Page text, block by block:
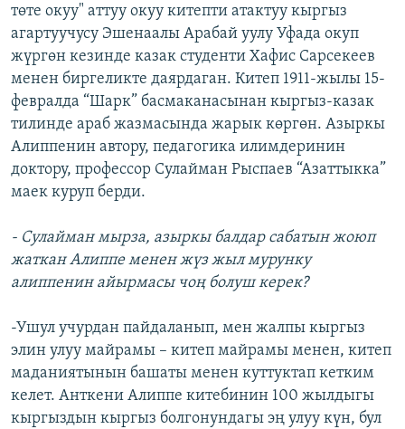
төте окуу" аттуу окуу китепти атактуу кыргыз
агартуучусу Эшенаалы Арабай уулу Уфада окуп
жүргөн кезинде казак студенти Хафис Сарсекеев
менен биргеликте даярдаган. Китеп 1911-жылы 15-
февралда “Шарк” басмаканасынан кыргыз-казак
тилинде араб жазмасында жарык көргөн. Азыркы
Алиппенин автору, педагогика илимдеринин
доктору, профессор Сулайман Рыспаев “Азаттыкка”
маек куруп берди.
- Сулайман мырза, азыркы балдар сабатын жоюп
жаткан Алиппе менен жүз жыл мурунку
алиппенин айырмасы чоң болуш керек?
-Ушул учурдан пайдаланып, мен жалпы кыргыз
элин улуу майрамы – китеп майрамы менен, китеп
маданиятынын башаты менен куттуктап кетким
келет. Анткени Алиппе китебинин 100 жылдыгы
кыргыздын кыргыз болгонундагы эң улуу күн, бул